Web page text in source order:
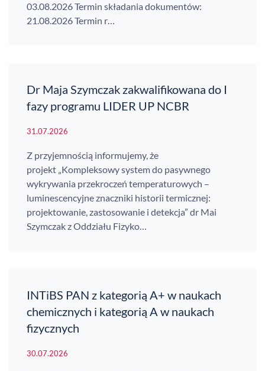
03.08.2026 Termin składania dokumentów:
21.08.2026 Termin r…
Dr Maja Szymczak zakwalifikowana do I
fazy programu LIDER UP NCBR
31.07.2026
Z przyjemnością informujemy, że
projekt „Kompleksowy system do pasywnego
wykrywania przekroczeń temperaturowych –
luminescencyjne znaczniki historii termicznej:
projektowanie, zastosowanie i detekcja” dr Mai
Szymczak z Oddziału Fizyko…
INTiBS PAN z kategorią A+ w naukach
chemicznych i kategorią A w naukach
fizycznych
30.07.2026